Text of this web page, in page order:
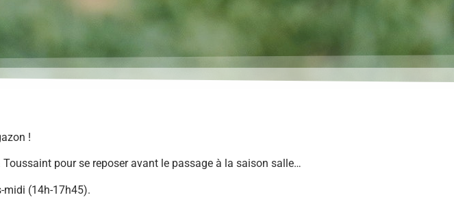
!
pour se reposer avant le passage à la saison salle…
midi (14h-17h45).